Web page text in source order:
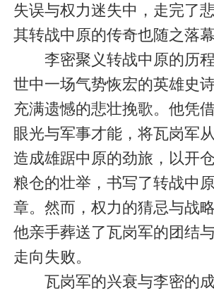
失误与权力迷失中，走完了
其转战中原的传奇也随之落幕
李密聚义转战中原的历程
世中一场气势恢宏的英雄史
充满遗憾的悲壮挽歌。他凭
眼光与军事才能，将瓦岗军
造成雄踞中原的劲旅，以开
粮仓的壮举，书写了转战中
章。然而，权力的猜忌与战
他亲手葬送了瓦岗军的团结
走向失败。
瓦岗军的兴衰与李密的成